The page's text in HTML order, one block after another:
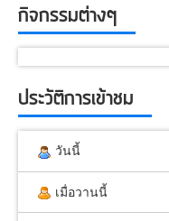
กิจกรรมต่างๆ
ประวัติการเข้าชม
วันนี้
เมื่อวานนี้